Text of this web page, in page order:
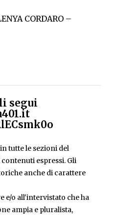
CORDARO –
segui
tutte le sezioni del
espressi. Gli
anche di carattere
e/o all'intervistato che ha
ampia e pluralista,